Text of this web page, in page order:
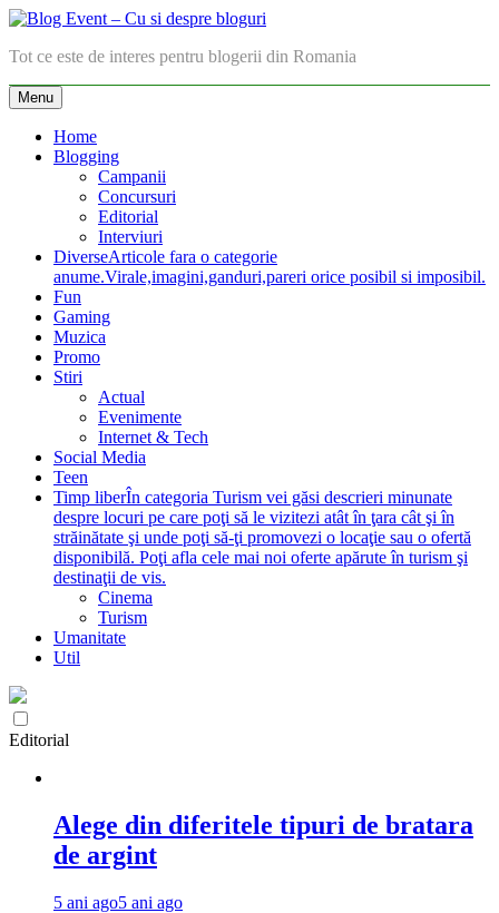
Skip
content
Blog Event – Cu si despre bloguri
Tot ce este de interes pentru blogerii din Romania
Menu
Home
Blogging
Campanii
Concursuri
Editorial
Interviuri
DiverseArticole fara o categorie
anume.Virale,imagini,ganduri,pareri orice posibil si imposibil.
Fun
Gaming
Muzica
Promo
Stiri
Actual
Evenimente
Internet & Tech
Social Media
Teen
Timp liberÎn categoria Turism vei găsi descrieri minunate
despre locuri pe care poţi să le vizitezi atât în ţara cât şi în
străinătate şi unde poţi să-ţi promovezi o locaţie sau o ofertă
disponibilă. Poţi afla cele mai noi oferte apărute în turism şi
destinaţii de vis.
Cinema
Turism
Umanitate
Util
Editorial
Alege din diferitele tipuri de bratara
de argint
5 ani ago5 ani ago